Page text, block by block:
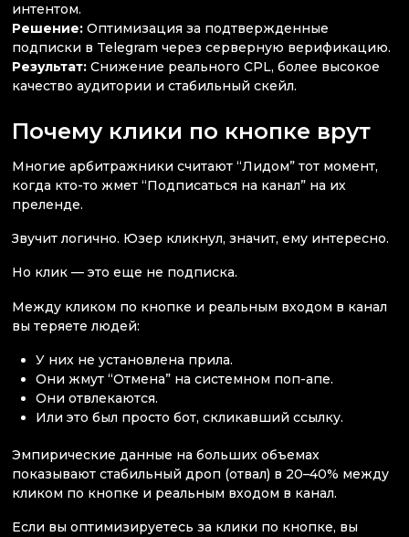
интентом.
Решение: Оптимизация за подтвержденные
подписки в Telegram через серверную верификацию.
Результат: Снижение реального CPL, более высокое
качество аудитории и стабильный скейл.
Почему клики по кнопке врут
Многие арбитражники считают “Лидом” тот момент,
когда кто-то жмет “Подписаться на канал” на их
преленде.
Звучит логично. Юзер кликнул, значит, ему интересно.
Но клик — это еще не подписка.
Между кликом по кнопке и реальным входом в канал
вы теряете людей:
У них не установлена прила.
Они жмут “Отмена” на системном поп-апе.
Они отвлекаются.
Или это был просто бот, скликавший ссылку.
Эмпирические данные на больших объемах
показывают стабильный дроп (отвал) в 20–40% между
кликом по кнопке и реальным входом в канал.
Если вы оптимизируетесь за клики по кнопке, вы